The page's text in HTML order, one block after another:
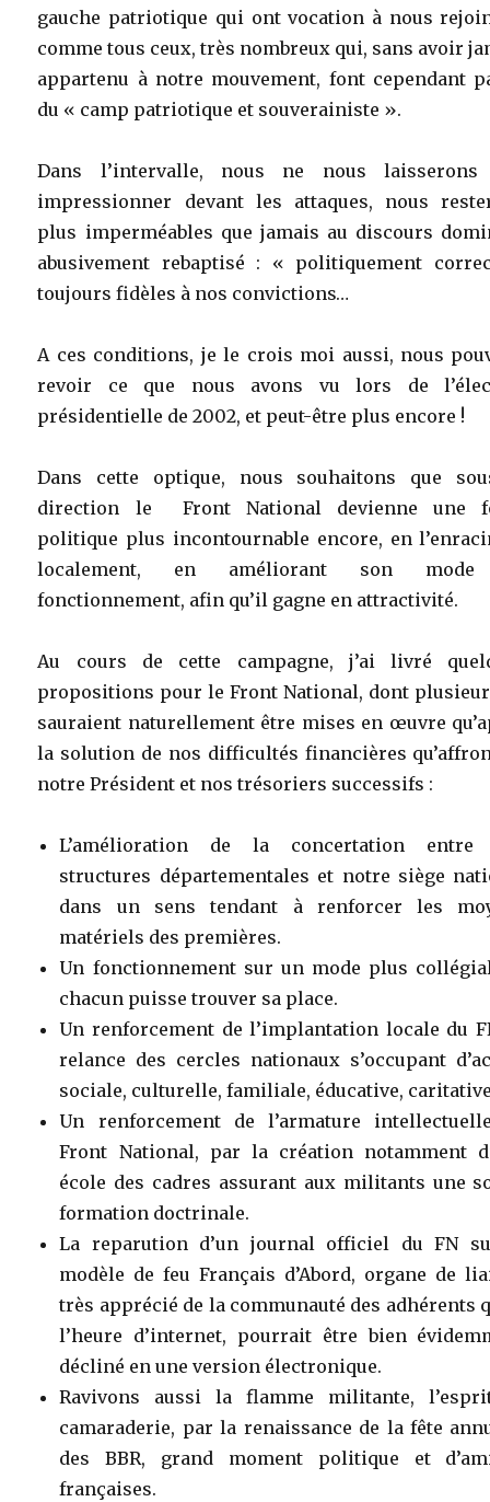
gauche patriotique qui ont vocation à nous
comme tous ceux, très nombreux qui, sans avoir
appartenu à notre mouvement, font cependant
du « camp patriotique et souverainiste ».
Dans l’intervalle, nous ne nous laisserons
impressionner devant les attaques, nous
plus imperméables que jamais au discours
abusivement rebaptisé : « politiquement
toujours fidèles à nos convictions…
A ces conditions, je le crois moi aussi, nous
revoir ce que nous avons vu lors de
présidentielle de 2002, et peut-être plus encore !
Dans cette optique, nous souhaitons que
direction le Front National devienne une
politique plus incontournable encore, en
localement, en améliorant son
fonctionnement, afin qu’il gagne en attractivité.
Au cours de cette campagne, j’ai livré
propositions pour le Front National, dont
sauraient naturellement être mises en œuvre
la solution de nos difficultés financières
notre Président et nos trésoriers successifs :
L’amélioration de la concertation entre
structures départementales et notre siège
dans un sens tendant à renforcer les
matériels des premières.
Un fonctionnement sur un mode plus
chacun puisse trouver sa place.
Un renforcement de l’implantation locale du
relance des cercles nationaux s’occupant
sociale, culturelle, familiale, éducative,
Un renforcement de l’armature
Front National, par la création notamment
école des cadres assurant aux militants une
formation doctrinale.
La reparution d’un journal officiel du FN
modèle de feu Français d’Abord, organe de
très apprécié de la communauté des adhérents
l’heure d’internet, pourrait être bien
décliné en une version électronique.
Ravivons aussi la flamme militante,
camaraderie, par la renaissance de la fête
des BBR, grand moment politique et
françaises.